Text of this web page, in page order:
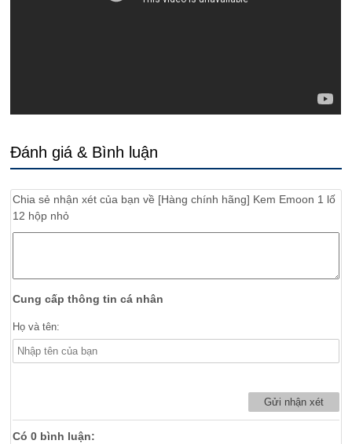
Đánh giá & Bình luận
Chia sẻ nhận xét của bạn về [Hàng chính hãng] Kem Emoon 1 lố
12 hộp nhỏ
Cung cấp thông tin cá nhân
Họ và tên:
Có0 bình luận: